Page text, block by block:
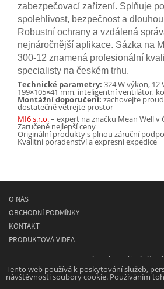
zabezpečovací zařízení. Splňuje
spolehlivost, bezpečnost a
Robustní ochrany a vzdálená
nejnáročnější aplikace. Sázka na
300-12 znamená profesionální
specialisty na českém trhu.
Technické parametry: 324 W výkon, 12
199×105×41 mm, inteligentní ventilátor,
Montážní doporučení: zachovejte
dostatečně větrejte prostor
MI6 s.r.o.– expert na značku Mean Well v
Zaručeně nejlepší ceny
Originální produkty s plnou záruční
Kvalitní poradenství a expresní expedice
O NÁS
OBCHODNÍ PODMÍNKY
KONTAKT
PRODUKTOVÁ VIDEA
- spínané napájecí síťové
Powered by
Designed by
Tento web používá k poskytování služeb,
návštěvnosti soubory cookie. Používáním